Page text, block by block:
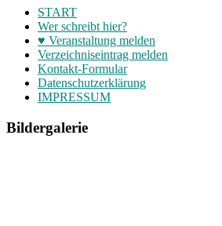
START
Wer schreibt hier?
♥ Veranstaltung melden
Verzeichniseintrag melden
Kontakt-Formular
Datenschutzerklärung
IMPRESSUM
Bildergalerie